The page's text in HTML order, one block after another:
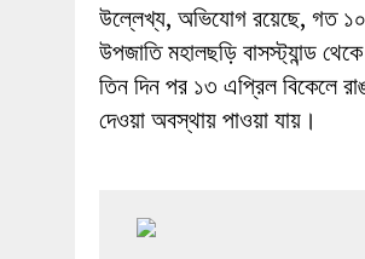
উল্লেখ্য, অভিযোগ রয়েছে, গত ১০
উপজাতি মহালছড়ি বাসস্ট্যান্ড
তিন দিন পর ১৩ এপ্রিল বিকেলে
দেওয়া অবস্থায় পাওয়া যায়।